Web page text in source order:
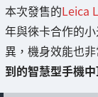
本次發售的Leica
年與徠卡合作的
異，機身效能也
到的智慧型手機